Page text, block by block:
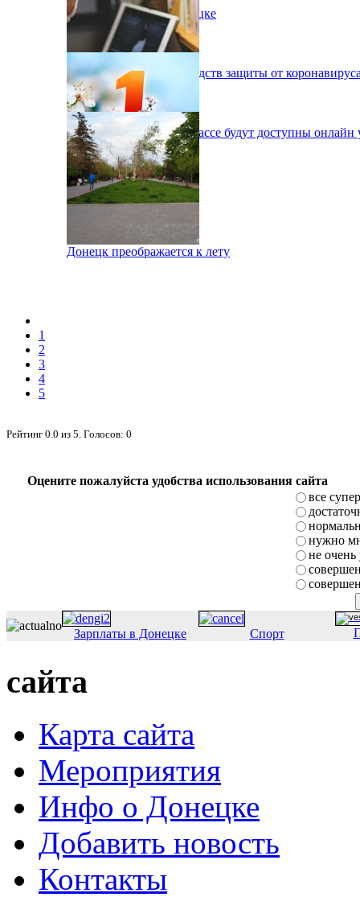
Пожар на шахте в Донецке
Медикам не хватает средств защиты от
Школа онлайн: на Донбассе будут доступны онлайн
Донецк отметил 1 мая
Донецк преображается к лету
1
2
3
4
5
Рейтинг 0.0 из 5 . Голосов: 0
Оцените пожалуйста удобства использования сайта
все супер
нужно
не очень
Зарплаты в Донецке Спорт
сайта
Карта сайта
Мероприятия
Инфо о Донецке
Добавить новость
Контакты